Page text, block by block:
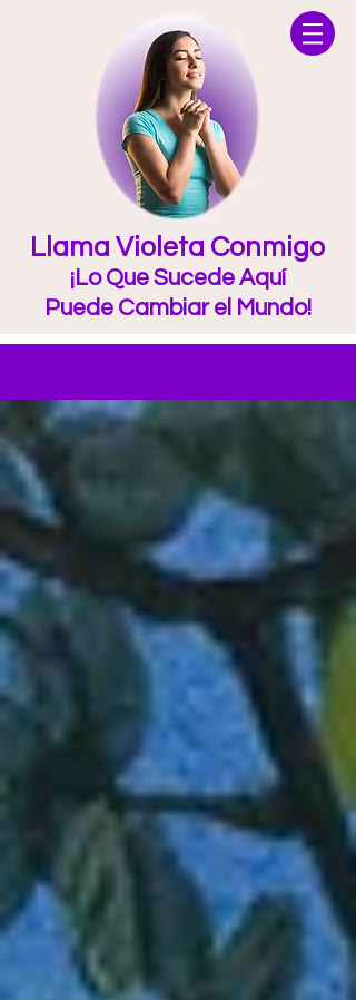
Llama Violeta Conmigo
¡Lo Que Sucede Aquí
Puede Cambiar el Mundo!